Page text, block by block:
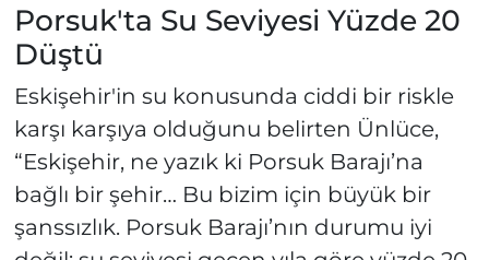
Porsuk'ta Su Seviyesi Yüzde 20
Düştü
Eskişehir'in su konusunda ciddi bir riskle
karşı karşıya olduğunu belirten Ünlüce,
“Eskişehir, ne yazık ki Porsuk Barajı’na
bağlı bir şehir… Bu bizim için büyük bir
şanssızlık. Porsuk Barajı’nın durumu iyi